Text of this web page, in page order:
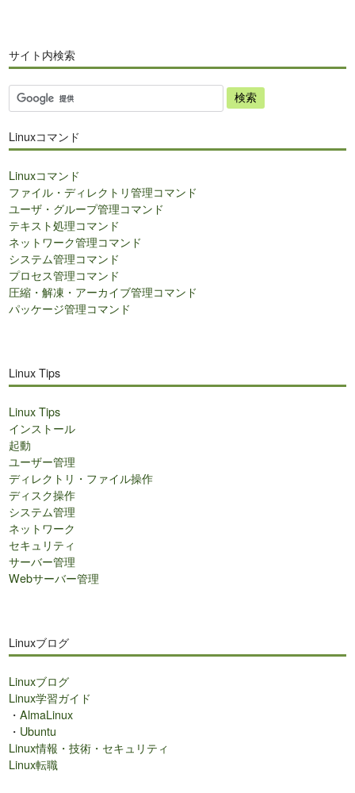
サイト内検索
サ
イ
内
索
Linuxコマンド
Linuxコマンド
ファイル・ディレクトリ管理コマンド
ユーザ・グループ管理コマンド
テキスト処理コマンド
ネットワーク管理コマンド
システム管理コマンド
プロセス管理コマンド
圧縮・解凍・アーカイブ管理コマンド
パッケージ管理コマンド
Linux Tips
Linux Tips
インストール
起動
ユーザー管理
ディレクトリ・ファイル操作
ディスク操作
システム管理
ネットワーク
セキュリティ
サーバー管理
Webサーバー管理
Linuxブログ
Linuxブログ
Linux学習ガイド
・AlmaLinux
・ Ubuntu
Linux情報・技術・セキュリティ
Linux転職